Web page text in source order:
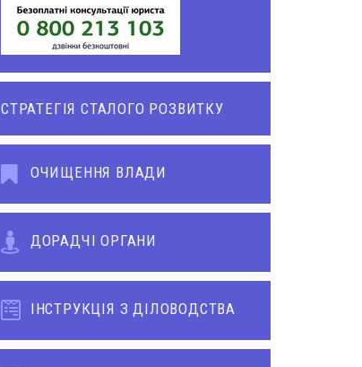
СТРАТЕГІЯ СТАЛОГО РОЗВИТКУ
ОЧИЩЕННЯ ВЛАДИ
ДОРАДЧІ ОРГАНИ
ІНСТРУКЦІЯ З ДІЛОВОДСТВА